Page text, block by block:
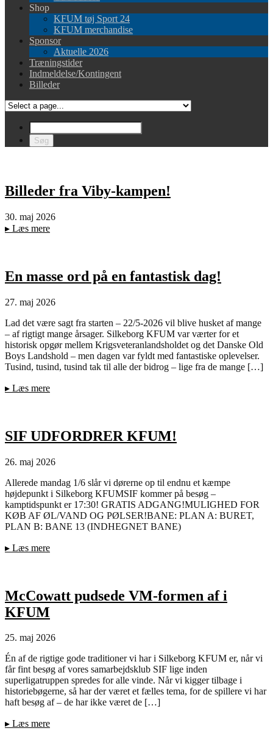
Shop
KFUM tøj Sport 24
KFUM merchandise
Sponsor
Aktuelle 2026
Træningstider
Indmeldelse/Kontingent
Billeder
Billeder fra Viby-kampen!
30. maj 2026
▸ Læs mere
En masse ord på en fantastisk dag!
27. maj 2026
Lad det være sagt fra starten – 22/5-2026 vil blive husket af mange
– af rigtigt mange årsager. Silkeborg KFUM var værter for et
historisk opgør mellem Krigsveteranlandsholdet og det Danske Old
Boys Landshold – men dagen var fyldt med fantastiske oplevelser.
Tusind, tusind, tusind tak til alle der bidrog – lige fra de mange […]
▸ Læs mere
SIF UDFORDRER KFUM!
26. maj 2026
Allerede mandag 1/6 slår vi dørerne op til endnu et kæmpe
højdepunkt i Silkeborg KFUMSIF kommer på besøg –
kamptidspunkt er 17:30! GRATIS ADGANG!MULIGHED FOR
KØB AF ØL/VAND OG PØLSER!BANE: PLAN A: BURET,
PLAN B: BANE 13 (INDHEGNET BANE)
▸ Læs mere
McCowatt pudsede VM-formen af i
KFUM
25. maj 2026
Én af de rigtige gode traditioner vi har i Silkeborg KFUM er, når vi
får fint besøg af vores samarbejdsklub SIF lige inden
superligatruppen spredes for alle vinde. Når vi kigger tilbage i
historiebøgerne, så har der været et fælles tema, for de spillere vi har
haft besøg af – de har ikke været de […]
▸ Læs mere